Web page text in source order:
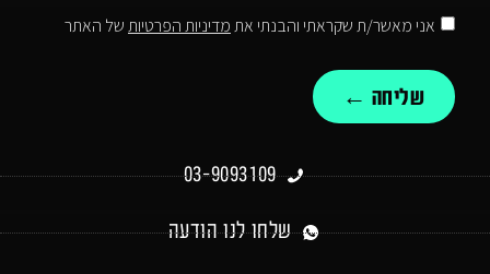
אני מאשר/ת שקראתי והבנתי אתמדיניות הפרטיותשל האתר
שליחה ←
03-9093109
שלחו לנו הודעה